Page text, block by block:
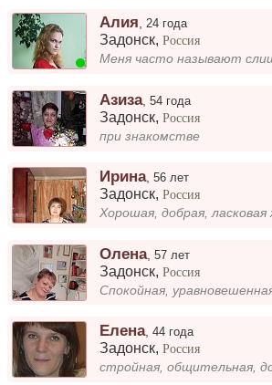
Алия,24 года
Задонск,Россия
Азиза,54 года
Задонск,Россия
при знакомстве
Ирина,56 лет
Задонск,Россия
Олена,57 лет
Задонск,Россия
Елена,44 года
Задонск,Россия
стройная, общительная,